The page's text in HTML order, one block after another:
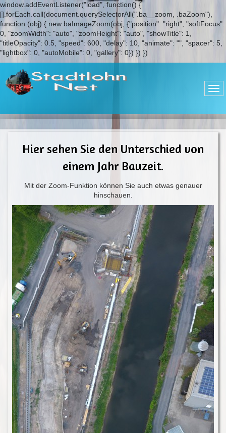
window.addEventListener("load", function() {
[].forEach.call(document.querySelectorAll(".ba__zoom, .baZoom"),
function (obj) { new baImageZoom(obj, {"position": "right", "softFocus":
0, "zoomWidth": "auto", "zoomHeight": "auto", "showTitle": 1,
"titleOpacity": 0.5, "speed": 600, "delay": 10, "animate": "", "spacer": 5,
"lightbox": 0, "autoMobile": 0, "gallery": 0}) }) })
Hier sehen Sie den Unterschied von
einem Jahr Bauzeit.
Mit der Zoom-Funktion können Sie auch etwas genauer
hinschauen.